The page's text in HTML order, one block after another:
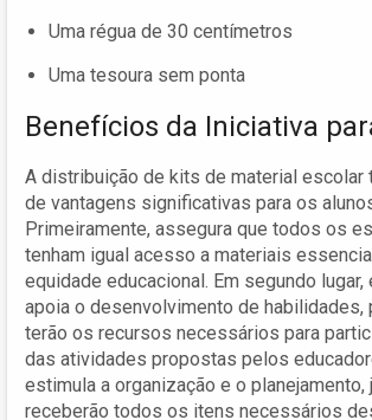
Uma régua de 30 centímetros
Uma tesoura sem ponta
Benefícios da Iniciativa
A distribuição de kits de material escolar
de vantagens significativas para os
Primeiramente, assegura que todos os
tenham igual acesso a materiais
equidade educacional. Em segundo
apoia o desenvolvimento de habilidades,
terão os recursos necessários para
das atividades propostas pelos
estimula a organização e o planejamento,
receberão todos os itens necessários